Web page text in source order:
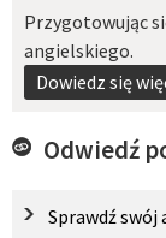
Przygotowując
angielskiego.
Dowiedz się
Odwiedź
Sprawdź swój